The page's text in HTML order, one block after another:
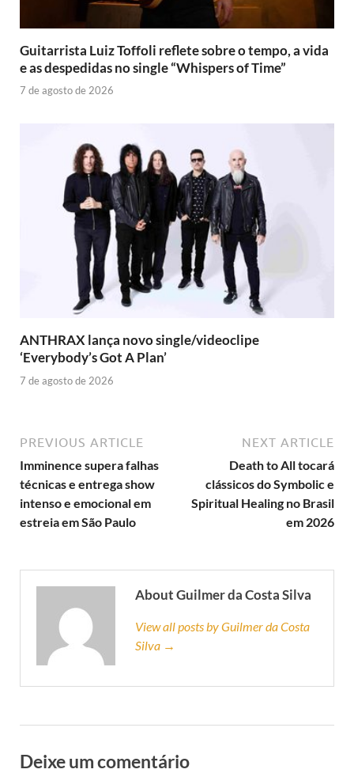
Guitarrista Luiz Toffoli reflete sobre o tempo, a vida
e as despedidas no single “Whispers of Time”
7 de agosto de 2026
ANTHRAX lança novo single/videoclipe
‘Everybody’s Got A Plan’
7 de agosto de 2026
PREVIOUS ARTICLE
Imminence supera falhas
técnicas e entrega show
intenso e emocional em
estreia em São Paulo
NEXT ARTICLE
Death to All tocará
clássicos do Symbolic e
Spiritual Healing no Brasil
em 2026
About Guilmer da Costa Silva
View all posts by Guilmer da Costa
Silva →
Deixe um comentário